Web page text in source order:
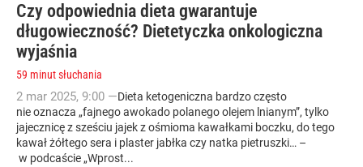
Czy odpowiednia dieta gwarantuje
długowieczność? Dietetyczka onkologiczna
wyjaśnia
59 minut słuchania
2 mar 2025, 9:00 —Dieta ketogeniczna bardzo często
nie oznacza „fajnego awokado polanego olejem lnianym”, tylko
jajecznicę z sześciu jajek z ośmioma kawałkami boczku, do tego
kawał żółtego sera i plaster jabłka czy natka pietruszki… –
w podcaście „Wprost...